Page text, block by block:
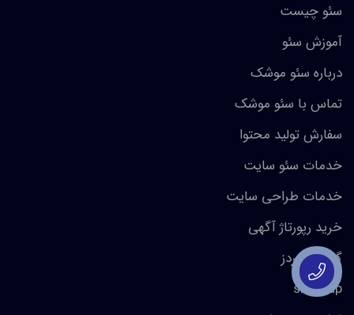
سئو چیست
آموزش سئو
درباره سئو موشک
تماس با سئو موشک
سفارش تولید محتوا
خدمات سئو سایت
خدمات طراحی سایت
خرید رپورتاژ آگهی
گوگل ادوردز
sitemap